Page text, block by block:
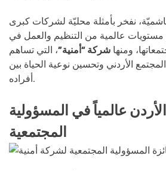
نفخر بأمثلة محليّة لشركات كبرى
عالمية من التنظيم والعمل في
ومنها شركة “أمنية”، التي تساهم
الأردني وتحسين نوعية الحياة بين
أفراده.
عالمياً في المسؤولية
المجتمعية